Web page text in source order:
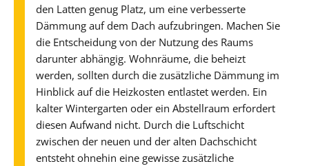
den Latten genug Platz, um eine verbesserte
Dämmung auf dem Dach aufzubringen. Machen Sie
die Entscheidung von der Nutzung des Raums
darunter abhängig. Wohnräume, die beheizt
werden, sollten durch die zusätzliche Dämmung im
Hinblick auf die Heizkosten entlastet werden. Ein
kalter Wintergarten oder ein Abstellraum erfordert
diesen Aufwand nicht. Durch die Luftschicht
zwischen der neuen und der alten Dachschicht
entsteht ohnehin eine gewisse zusätzliche